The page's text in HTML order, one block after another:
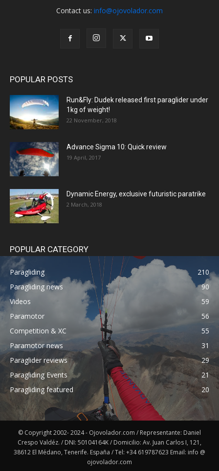
Contact us: info@ojovolador.com
POPULAR POSTS
Run&Fly: Dudek released first paraglider under
1kg of weight!
22 November, 2018
Advance Sigma 10: Quick review
19 April, 2017
Dynamic Energy, exclusive futuristic paratrike
2 March, 2018
POPULAR CATEGORY
Paragliding
210
Paragliding news
90
Videos
59
Paramotor
56
Competition & XC
55
Paramotor news
31
Paraglider reviews
29
Paragliding Events
21
Paragliding featured
20
© Copyright 2002- 2024 - Ojovolador.com / Representante: Daniel
Crespo Valdéz. / DNI: 50104164K / Domicilio: Av. Juan Carlos I, 121,
38612 El Médano, Tenerife. España / Tel: +34 619787623 Email: info @
ojovolador.com